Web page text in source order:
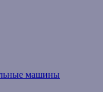
машины